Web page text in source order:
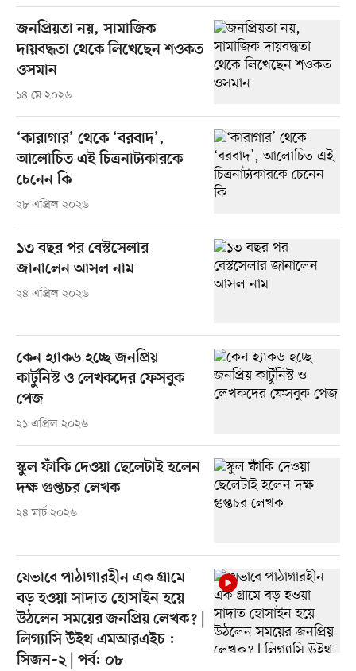
জনপ্রিয়তা নয়, সামাজিক
দায়বদ্ধতা থেকে লিখেছেন শওকত
ওসমান
১৪ মে ২০২৬
‘কারাগার’ থেকে ‘বরবাদ’,
আলোচিত এই চিত্রনাট্যকারকে
চেনেন কি
২৮ এপ্রিল ২০২৬
১৩ বছর পর বেস্টসেলার
জানালেন আসল নাম
২৪ এপ্রিল ২০২৬
কেন হ্যাকড হচ্ছে জনপ্রিয়
কার্টুনিস্ট ও লেখকদের ফেসবুক
পেজ
২১ এপ্রিল ২০২৬
স্কুল ফাঁকি দেওয়া ছেলেটাই হলেন
দক্ষ গুপ্তচর লেখক
২৪ মার্চ ২০২৬
যেভাবে পাঠাগারহীন এক গ্রামে
বড় হওয়া সাদাত হোসাইন হয়ে
উঠলেন সময়ের জনপ্রিয় লেখক? |
লিগ্যাসি উইথ এমআরএইচ :
সিজন–২ | পর্ব: ০৮